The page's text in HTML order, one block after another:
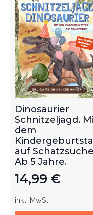
Dinosaurier
Schnitzeljagd.
dem
auf
Ab 5 Jahre.
14,99 €
inkl. MwSt.